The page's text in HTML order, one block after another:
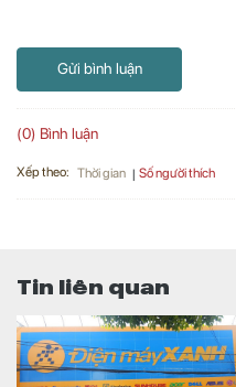
Gửi bình luận
(0) Bình luận
Xếp theo: Thời gian Số người thích
Tin liên quan